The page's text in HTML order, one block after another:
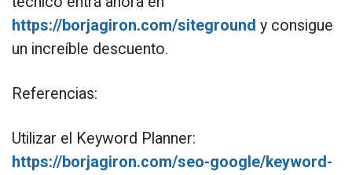
https://borjagiron.com/siteground y consigue
un increíble descuento.
Referencias:
Utilizar el Keyword Planner:
https://borjagiron.com/seo-google/keyword-